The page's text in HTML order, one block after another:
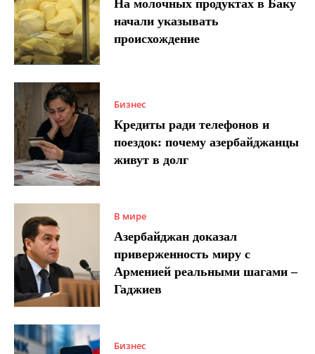
На молочных продуктах в Баку
начали указывать
происхождение
Бизнес
Кредиты ради телефонов и
поездок: почему азербайджанцы
живут в долг
В мире
Азербайджан доказал
приверженность миру с
Арменией реальными шагами –
Гаджиев
Бизнес